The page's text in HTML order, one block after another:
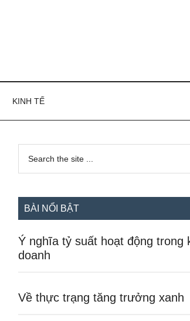
KINH TẾ
Sidebar
chính
...
BÀI NỔI BẬT
Ý nghĩa tỷ suất hoạt động trong
doanh
Về thực trạng tăng trưởng xanh